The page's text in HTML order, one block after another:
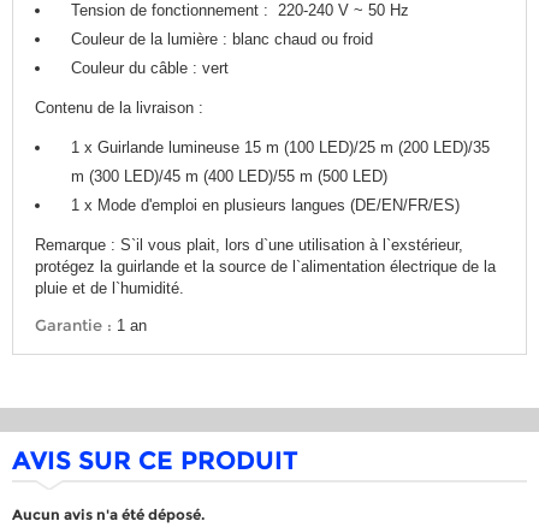
Tension de fonctionnement : 220-240 V ~ 50 Hz
Couleur de la lumière : blanc chaud ou froid
Couleur du câble : vert
Contenu de la livraison :
1 x Guirlande lumineuse 15 m (100 LED)/25 m (200 LED)/35
m (300 LED)/45 m (400 LED)/55 m (500 LED)
1 x Mode d'emploi en plusieurs langues (DE/EN/FR/ES)
Remarque : S`il vous plait, lors d`une utilisation à l`exstérieur,
protégez la guirlande et la source de l`alimentation électrique de la
pluie et de l`humidité.
Garantie : 1 an
AVIS SUR CE PRODUIT
Aucun avis n'a été déposé.